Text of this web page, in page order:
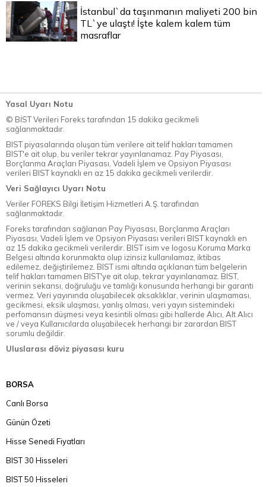
İstanbul`da taşınmanın maliyeti 200 bin
TL`ye ulaştı! İşte kalem kalem tüm
masraflar
Yasal Uyarı Notu
© BİST Verileri Foreks tarafından 15 dakika gecikmeli
sağlanmaktadır.
BIST piyasalarında oluşan tüm verilere ait telif hakları tamamen
BIST'e ait olup, bu veriler tekrar yayınlanamaz. Pay Piyasası,
Borçlanma Araçları Piyasası, Vadeli İşlem ve Opsiyon Piyasası
verileri BIST kaynaklı en az 15 dakika gecikmeli verilerdir.
Veri Sağlayıcı Uyarı Notu
Veriler FOREKS Bilgi İletişim Hizmetleri A.Ş. tarafından
sağlanmaktadır.
Foreks tarafından sağlanan Pay Piyasası, Borçlanma Araçları
Piyasası, Vadeli İşlem ve Opsiyon Piyasası verileri BIST kaynaklı en
az 15 dakika gecikmeli verilerdir. BIST isim ve logosu Koruma Marka
Belgesi altında korunmakta olup izinsiz kullanılamaz, iktibas
edilemez, değiştirilemez. BIST ismi altında açıklanan tüm belgelerin
telif hakları tamamen BIST'ye ait olup, tekrar yayınlanamaz. BIST,
verinin sekansı, doğruluğu ve tamlığı konusunda herhangi bir garanti
vermez. Veri yayınında oluşabilecek aksaklıklar, verinin ulaşmaması,
gecikmesi, eksik ulaşması, yanlış olması, veri yayın sistemindeki
perfomansın düşmesi veya kesintili olması gibi hallerde Alıcı, Alt Alıcı
ve / veya Kullanıcılarda oluşabilecek herhangi bir zarardan BIST
sorumlu değildir.
Uluslarası döviz piyasası kuru
BORSA
Canlı Borsa
Günün Özeti
Hisse Senedi Fiyatları
BIST 30 Hisseleri
BIST 50 Hisseleri